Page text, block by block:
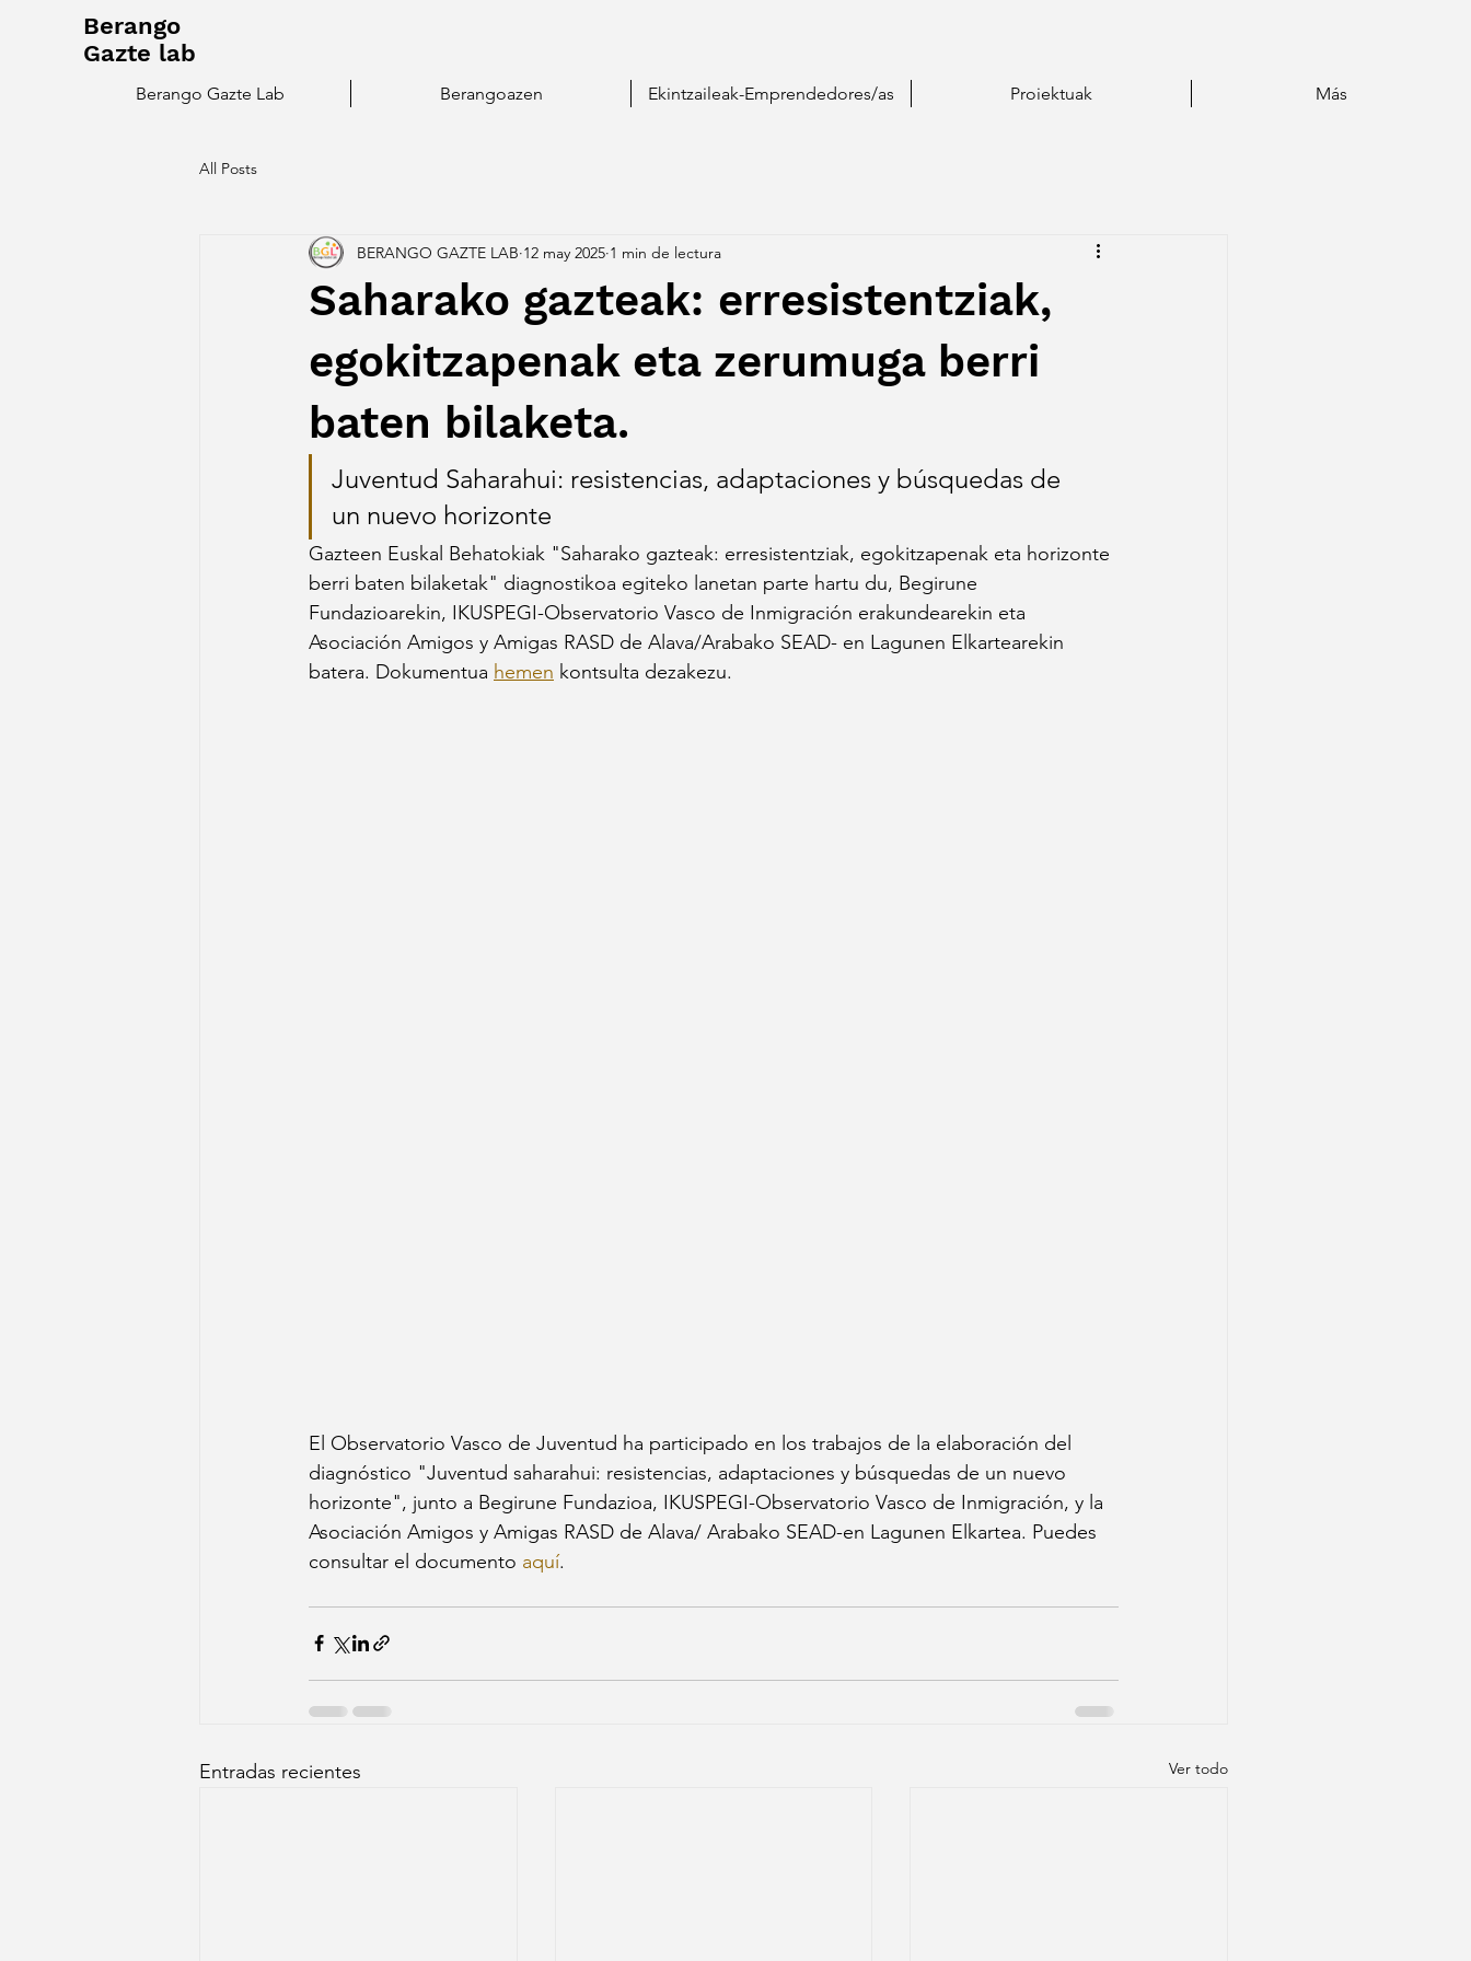
Berango
Gazte lab
Berango Gazte Lab Berangoazen Ekintzaileak-Emprendedores/as Proiektuak Más
All Posts
Saharako gazteak: erresistentziak,
egokitzapenak eta zerumuga berri
baten bilaketa.
BERANGO GAZTE LAB 12 may 2025 1 min de lectura
Juventud Saharahui: resistencias, adaptaciones y búsquedas de
un nuevo horizonte
Gazteen Euskal Behatokiak "Saharako gazteak: erresistentziak, egokitzapenak eta horizonte
berri baten bilaketak" diagnostikoa egiteko lanetan parte hartu du, Begirune
Fundazioarekin, IKUSPEGI-Observatorio Vasco de Inmigración erakundearekin eta
Asociación Amigos y Amigas RASD de Alava/Arabako SEAD- en Lagunen Elkartearekin
batera. Dokumentua hemen kontsulta dezakezu.
El Observatorio Vasco de Juventud ha participado en los trabajos de la elaboración del
diagnóstico "Juventud saharahui: resistencias, adaptaciones y búsquedas de un nuevo
horizonte", junto a Begirune Fundazioa, IKUSPEGI-Observatorio Vasco de Inmigración, y la
Asociación Amigos y Amigas RASD de Alava/ Arabako SEAD-en Lagunen Elkartea. Puedes
consultar el documento aquí.
Entradas recientes Ver todo